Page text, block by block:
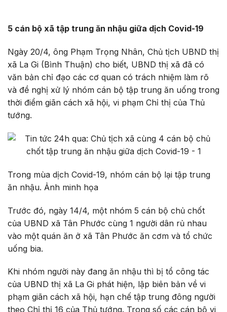
5 cán bộ xã tập trung ăn nhậu giữa dịch Covid-19
Ngày 20/4, ông Phạm Trọng Nhân, Chủ tịch UBND thị
xã La Gi (Bình Thuận) cho biết, UBND thị xã đã có
văn bản chỉ đạo các cơ quan có trách nhiệm làm rõ
và đề nghị xử lý nhóm cán bộ tập trung ăn uống trong
thời điểm giãn cách xã hội, vi phạm Chỉ thị của Thủ
tướng.
Trong mùa dịch Covid-19, nhóm cán bộ lại tập trung
ăn nhậu. Ảnh minh họa
Trước đó, ngày 14/4, một nhóm 5 cán bộ chủ chốt
của UBND xã Tân Phước cùng 1 người dân rủ nhau
vào một quán ăn ở xã Tân Phước ăn cơm và tổ chức
uống bia.
Khi nhóm người này đang ăn nhậu thì bị tổ công tác
của UBND thị xã La Gi phát hiện, lập biên bản về vi
phạm giãn cách xã hội, hạn chế tập trung đông người
theo Chỉ thị 16 của Thủ tướng. Trong số các cán bộ vi